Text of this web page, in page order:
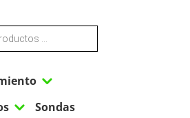
3
3 Sondas